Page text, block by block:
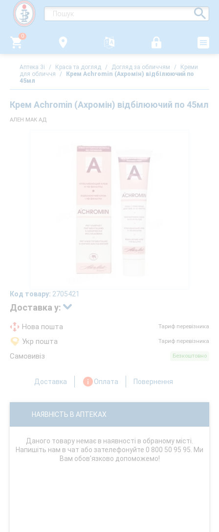
0
Аптека 3i / Краса та догляд / Догляд за обличчям /
Креми
для обличчя
/
Крем Achromin (Ахромін) відбілюючий по
45мл
Крем Achromin (Ахромін) відбілюючий по 45мл
АЛЕН МАК АД
Код товару: 2705421
Доставка у:
Нова пошта Тариф перевізника
Укр пошта Тариф перевізника
Самовивіз Безкоштовно
Доставка Оплата Повернення
НАЯВНІСТЬ В АПТЕКАХ
Даного товару немає в наявності в обраному місті.
Напишіть нам в чат або зателефонуйте 0 800 50 95 95. Ми
Вам обов'язково допоможемо!